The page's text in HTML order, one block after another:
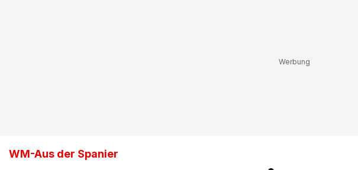
WM-Aus der Spanier